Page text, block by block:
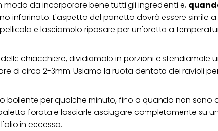
modo da incorporare bene tutti gli ingredienti e,
infarinato. L'aspetto del panetto dovrà essere simile
e lasciamolo riposare per un'oretta a
chiacchiere, dividiamolo in porzioni e stendiamole
di circa 2-3mm. Usiamo la ruota dentata dei ravioli
bollente per qualche minuto, fino a quando non sono
forata e lasciarle asciugare completamente su
in eccesso.